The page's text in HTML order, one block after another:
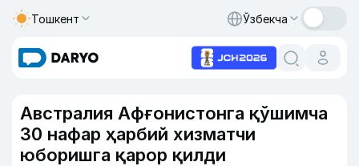
Тошкент Ўзбекча
Австралия Афғонистонга қўшимча
30 нафар ҳарбий хизматчи
юборишга қарор қилди